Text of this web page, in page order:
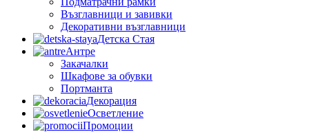
Възглавници и завивки
Декоративни възглавници
Детска Стая
Антре
Закачалки
Шкафове за обувки
Портманта
Декорация
Осветление
Промоции